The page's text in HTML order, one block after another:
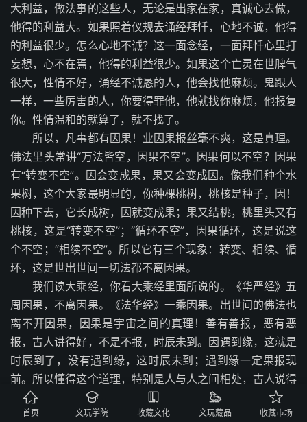
大利益，做法事的这些人，无论是出家在家，真诚心去做，
他得的利益大。如果照着仪规去诵经拜忏，心地不诚，他得
的利益很少。怎么心地不诚？这一面念经，一面拜忏心里打
妄想，心不在焉，他得的利益很少。如果这个亡灵在世脾气
很大，性情不好，诵经不诚恳的人，他会找他麻烦。鬼跟人
一样，一些厉害的人，你要得罪他，他就找你麻烦，他报复
你。性情温和的就算了，就不找了。
所以，凡事都有因果！业因果报丝毫不爽，这是真理。
佛法里头常讲“万法皆空，因果不空”。因果何以不空？因果
有“转变不空”。因会变成果，果又会变成因。像我们种个水
果树，这个大家最明显的，你种棵桃树，桃核是种子，因！
因种下去，它长成树，因就变成果；果又结桃，桃里头又有
桃核，这是“转变不空”；“循环不空”，因果循环，这是说这
个不空；“相续不空”。所以它有三个现象：转变、相续、循
环，这是世出世间一切法都不离因果。
我们读大乘经，你看大乘经里面所说的。《华严经》五
周因果，不离因果。《法华经》一乘因果。出世间的佛法也
离不开因果，因果是宇宙之间的真理！善有善报，恶有恶
报，古人讲得好，不是不报，时辰未到。因遇到缘，这就是
时辰到了，没有遇到缘，这时辰未到；遇到缘一定果报现
前。所以懂得这个道理，特别是人与人之间相处，古人说得
好“冤家宜解不宜结”。记住，绝对不能跟人结冤仇，结冤仇
麻烦大，冤冤相报，生生世世没完没了，彼此双方都痛苦。

首页

文玩学院

收藏文化

文玩藏品

收藏市场